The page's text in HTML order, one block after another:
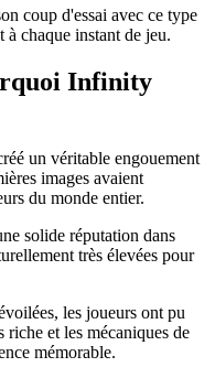
coup d'essai avec ce type
à chaque instant de jeu.
Infinity
un véritable engouement
images avaient
du monde entier.
solide réputation dans
très élevées pour
les joueurs ont pu
et les mécaniques de
mémorable.